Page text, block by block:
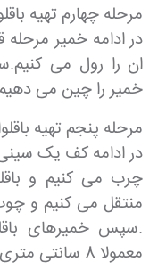
مرحله چهارم تهیه
در ادامه خمیر
ان را رول می
خمیر را چین می
مرحله پنجم تهیه
در ادامه کف یک سینی
چرب می کنیم و
منتقل می کنیم و
.سپس خمیرهای
معمولا 8 سانتی متری می بریم.